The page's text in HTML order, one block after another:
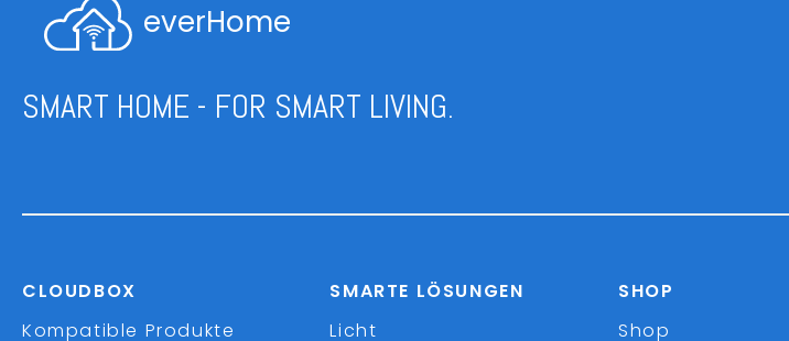
everHome
SMART HOME - FOR SMART LIVING.
CLOUDBOX
Kompatible Produkte
SMARTE LÖSUNGEN
Licht
SHOP
Shop